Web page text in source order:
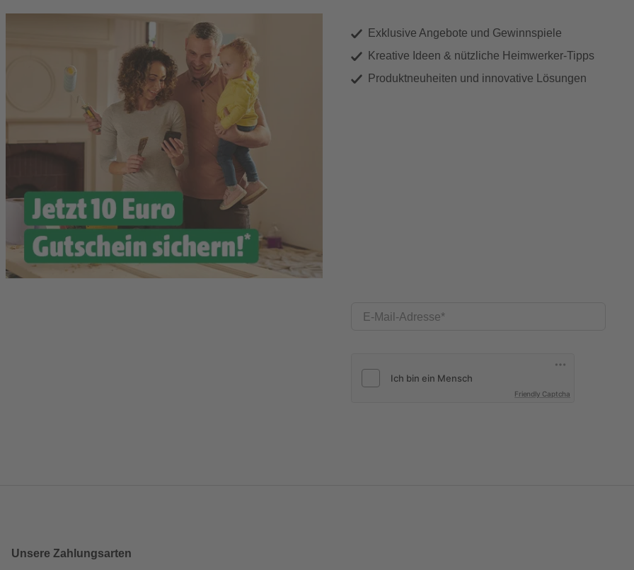
Exklusive Angebote und Gewinnspiele
Kreative Ideen & nützliche Heimwerker-Tipps
Produktneuheiten und innovative Lösungen
E-Mail-Adresse
Friendly Captcha
Unsere Zahlungsarten